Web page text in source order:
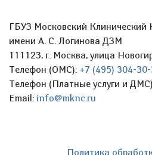
ГБУЗ Московский Клинический
имени А. С. Логинова ДЗМ
111123, г. Москва, улица
Телефон (ОМС): +7 (495) 304-
Телефон (Платные услуги и
Email: info@mknc.ru
Политика